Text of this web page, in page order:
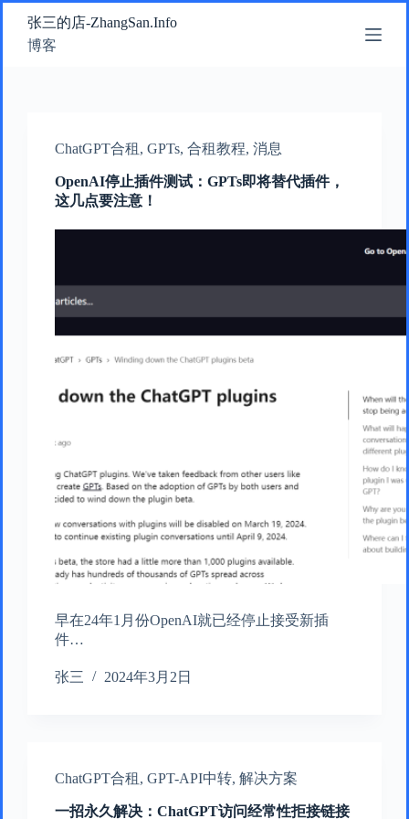
跳
过
内
张三的店-ZhangSan.Info
博客
ChatGPT合租 , GPTs, 合租教程, 消息
OpenAI停止插件测试：GPTs即将替代插件，
这几点要注意！
早在24年1月份OpenAI就已经停止接受新插
件…
张三 2024年3月2日
ChatGPT合租 , GPT-API中转, 解决方案
一招永久解决：ChatGPT访问经常性拒接链接